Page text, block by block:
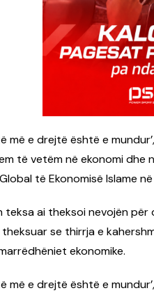
më e drejtë është e
të vetëm në ekonomi
të Ekonomisë Islame
ai theksoi nevojën
se thirrja e
ekonomike.
më e drejtë është e